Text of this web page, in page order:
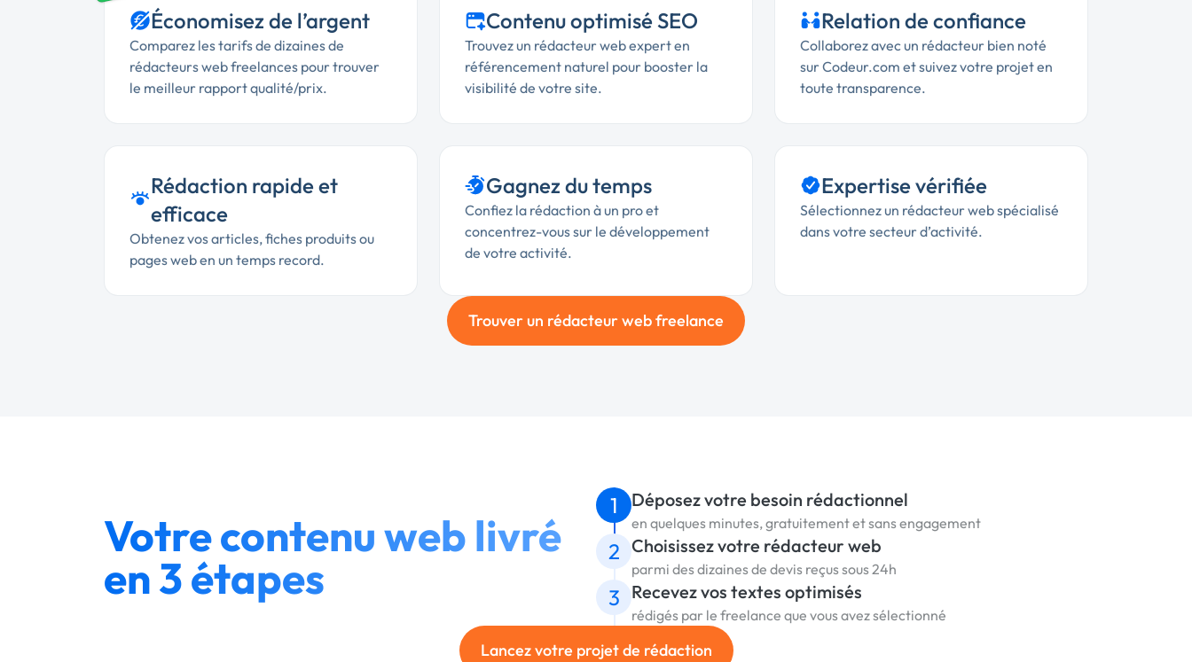
Économisez de l’argent
Comparez les tarifs de dizaines de
rédacteurs web freelances pour trouver
le meilleur rapport qualité/prix.
Contenu optimisé SEO
Trouvez un rédacteur web expert en
référencement naturel pour booster la
visibilité de votre site.
Relation de confiance
Collaborez avec un rédacteur bien noté
sur Codeur.com et suivez votre projet en
toute transparence.
Rédaction rapide et
efficace
Obtenez vos articles, fiches produits ou
pages web en un temps record.
Gagnez du temps
Confiez la rédaction à un pro et
concentrez-vous sur le développement
de votre activité.
Expertise vérifiée
Sélectionnez un rédacteur web spécialisé
dans votre secteur d’activité.
Trouver un rédacteur web freelance
Votre contenu web livré
en 3 étapes
1 Déposez votre besoin rédactionnel
en quelques minutes, gratuitement et sans engagement
2 Choisissez votre rédacteur web
parmi des dizaines de devis reçus sous 24h
3 Recevez vos textes optimisés
rédigés par le freelance que vous avez sélectionné
Lancez votre projet de rédaction